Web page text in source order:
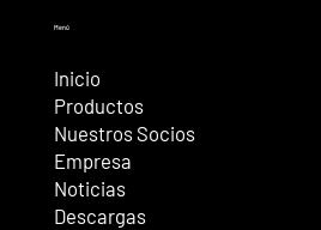
Menú
Inicio
Productos
Nuestros Socios
Empresa
Noticias
Descargas